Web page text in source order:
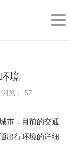
境
览： 57
市，目前的交通
出行环境的详细